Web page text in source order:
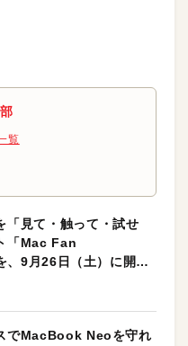
覧
「見て・触って・試せ
「Mac Fan
9月26日（土）に開催
でMacBook Neoを守れ